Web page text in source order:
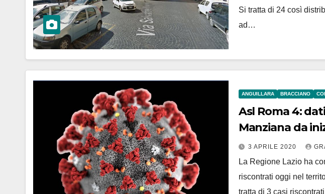
Si tratta di 24 così
ad…
ANGUILLARA BRACCIANO
Asl Roma 4:
Manziana da
positivi
3 APRILE 2020
La Regione Lazio ha
riscontrati oggi nel
tratta di 3 casi